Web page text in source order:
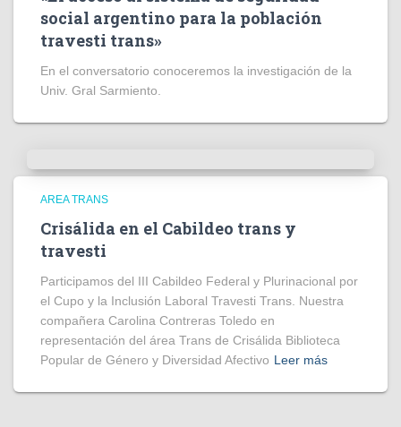
social argentino para la población
travesti trans»
En el conversatorio conoceremos la investigación de la
Univ. Gral Sarmiento.
AREA TRANS
Crisálida en el Cabildeo trans y
travesti
Participamos del III Cabildeo Federal y Plurinacional por
el Cupo y la Inclusión Laboral Travesti Trans. Nuestra
compañera Carolina Contreras Toledo en
representación del área Trans de Crisálida Biblioteca
Popular de Género y Diversidad Afectivo Leer más